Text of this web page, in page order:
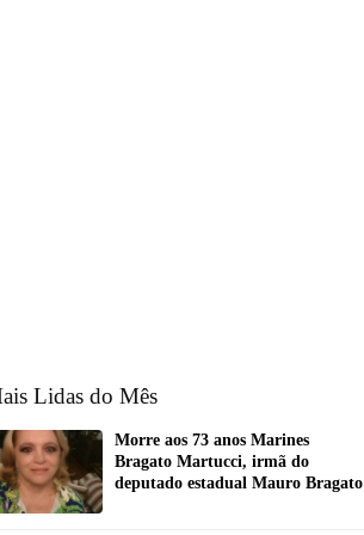
Lidas do Mês
Morre aos 73 anos Marines
Bragato Martucci, irmã do
deputado estadual Mauro Bragato